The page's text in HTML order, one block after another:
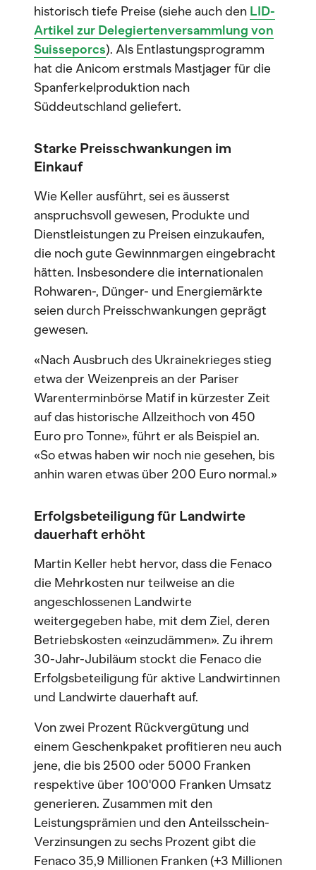
historisch tiefe Preise (siehe auch den LID-
Artikel zur Delegiertenversammlung von
Suisseporcs). Als Entlastungsprogramm
hat die Anicom erstmals Mastjager für die
Spanferkelproduktion nach
Süddeutschland geliefert.
Starke Preisschwankungen im
Einkauf
Wie Keller ausführt, sei es äusserst
anspruchsvoll gewesen, Produkte und
Dienstleistungen zu Preisen einzukaufen,
die noch gute Gewinnmargen eingebracht
hätten. Insbesondere die internationalen
Rohwaren-, Dünger- und Energiemärkte
seien durch Preisschwankungen geprägt
gewesen.
«Nach Ausbruch des Ukrainekrieges stieg
etwa der Weizenpreis an der Pariser
Warenterminbörse Matif in kürzester Zeit
auf das historische Allzeithoch von 450
Euro pro Tonne», führt er als Beispiel an.
«So etwas haben wir noch nie gesehen, bis
anhin waren etwas über 200 Euro normal.»
Erfolgsbeteiligung für Landwirte
dauerhaft erhöht
Martin Keller hebt hervor, dass die Fenaco
die Mehrkosten nur teilweise an die
angeschlossenen Landwirte
weitergegeben habe, mit dem Ziel, deren
Betriebskosten «einzudämmen». Zu ihrem
30-Jahr-Jubiläum stockt die Fenaco die
Erfolgsbeteiligung für aktive Landwirtinnen
und Landwirte dauerhaft auf.
Von zwei Prozent Rückvergütung und
einem Geschenkpaket profitieren neu auch
jene, die bis 2500 oder 5000 Franken
respektive über 100'000 Franken Umsatz
generieren. Zusammen mit den
Leistungsprämien und den Anteilsschein-
Verzinsungen zu sechs Prozent gibt die
Fenaco 35,9 Millionen Franken (+3 Millionen